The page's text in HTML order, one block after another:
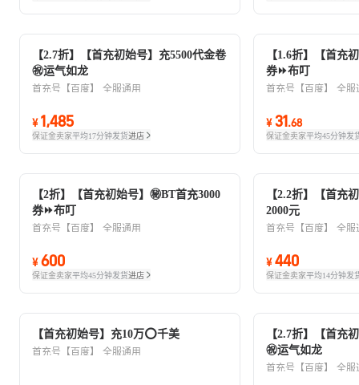
【2.7折】【首充初始号】充5500代金卷
㊗️运气如龙
首充号【百度】 全服通用
¥ 1,485
保证金卖家平均17分钟发货进店
【1.6折】【首充
券⏩布叮
首充号【百度】 全服
¥ 31 .68
保证金卖家平均45分钟发
【2折】【首充初始号】㊙️BT首充3000
券⏩布叮
首充号【百度】 全服通用
¥ 600
保证金卖家平均45分钟发货进店
【2.2折】【首充
2000元
首充号【百度】 全服
¥ 440
保证金卖家平均14分钟发
【首充初始号】充10万⭕千美
首充号【百度】 全服通用
【2.7折】【首充
㊗️运气如龙
首充号【百度】 全服